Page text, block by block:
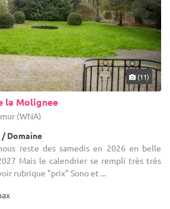
(11)
la Molignee
(WNA)
/ Domaine
reste des samedis en 2026 en belle
Mais le calendrier se rempli très très
rubrique "prix" Sono et ...